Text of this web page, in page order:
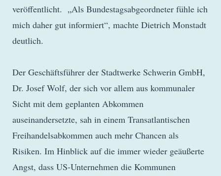
veröffentlicht. „Als Bundestagsabgeordneter fühle ich
mich daher gut informiert“, machte Dietrich Monstadt
deutlich.
Der Geschäftsführer der Stadtwerke Schwerin GmbH,
Dr. Josef Wolf, der sich vor allem aus kommunaler
Sicht mit dem geplanten Abkommen
auseinandersetzte, sah in einem Transatlantischen
Freihandelsabkommen auch mehr Chancen als
Risiken. Im Hinblick auf die immer wieder geäußerte
Angst, dass US-Unternehmen die Kommunen